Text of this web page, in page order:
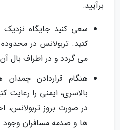
برآیید:
سعی کنید جایگاه نزدیک
کنید. تربولانس در
می گردد و در اطراف بال
هنگام قراردادن
بالاسری، ایمنی را رعایت
در صورت بروز تربولانس،
ها و صدمه مسافران وجود